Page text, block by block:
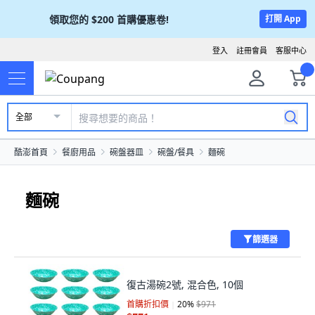
領取您的 $200 首購優惠卷! 打開 App
客服中心
註冊會員
登入
全部
酷澎首頁 餐廚用品 碗盤器皿 碗盤/餐具 麵碗
麵碗
篩選器
復古湯碗2號, 混合色, 10個
首購折扣價 20%$971